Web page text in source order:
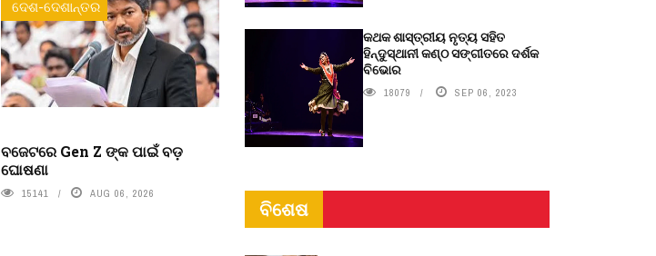
ଦେଶ-ଦେଶାନ୍ତର
ବଜେଟରେ Gen Z ଙ୍କ ପାଇଁ ବଡ଼
ଘୋଷଣା
15141 AUG 06, 2026
କଥକ ଶାସ୍ତ୍ରୀୟ ନୃତ୍ୟ ସହିତ
ହିନ୍ଦୁସ୍ଥାନୀ କଣ୍ଠ ସଙ୍ଗୀତରେ ଦର୍ଶକ
ବିଭୋର
18079 SEP 06, 2023
ବିଶେଷ